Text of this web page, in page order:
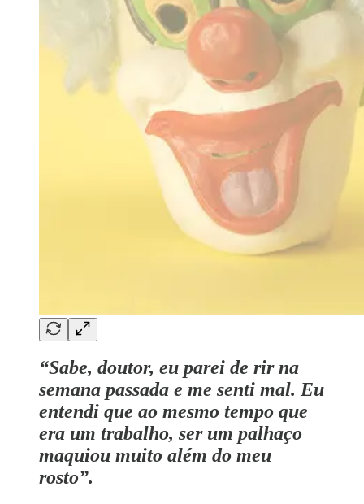
“Sabe, doutor, eu parei de rir na
semana passada e me senti mal. Eu
entendi que ao mesmo tempo que
era um trabalho, ser um palhaço
maquiou muito além do meu
rosto”.